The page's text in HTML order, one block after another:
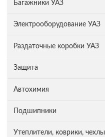
Багажники УАЗ
Электрооборудование УАЗ
Раздаточные коробки УАЗ
Защита
Автохимия
Подшипники
Утеплители, коврики, чехлы